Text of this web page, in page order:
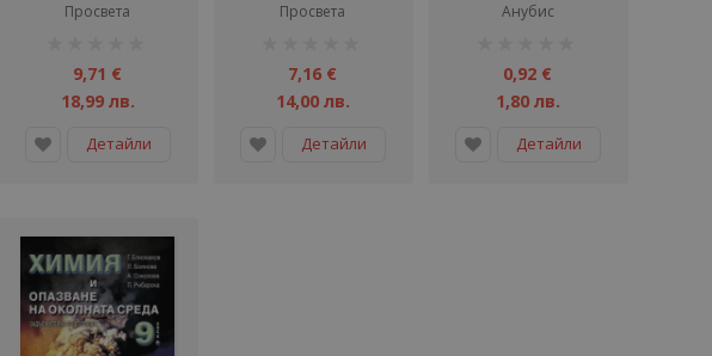
Просвета
9,71 €
18,99 лв.
Детайли
практикум - Просвета
Просвета
7,16 €
14,00 лв.
Детайли
Анубис
0,92 €
1,80 лв.
Детайли